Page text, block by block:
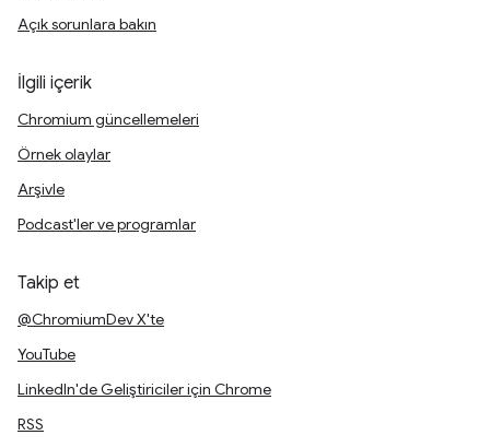
Açık sorunlara bakın
İlgili içerik
Chromium güncellemeleri
Örnek olaylar
Arşivle
Podcast'ler ve programlar
Takip et
@ChromiumDev X'te
YouTube
LinkedIn'de Geliştiriciler için Chrome
RSS